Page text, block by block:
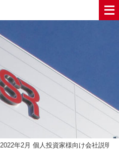
2022年2月 個人投資家様向け会社説明